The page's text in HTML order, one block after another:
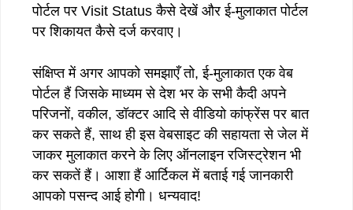
पोर्टल पर Visit Status कैसे देखें और ई-मुलाकात पोर्टल
पर शिकायत कैसे दर्ज करवाए।
संक्षिप्त में अगर आपको समझाएँ तो, ई-मुलाकात एक वेब
पोर्टल हैं जिसके माध्यम से देश भर के सभी कैदी अपने
परिजनों, वकील, डॉक्टर आदि से वीडियो कांफ्रेंस पर बात
कर सकते हैं, साथ ही इस वेबसाइट की सहायता से जेल में
जाकर मुलाकात करने के लिए ऑनलाइन रजिस्ट्रेशन भी
कर सकतें हैं। आशा हैं आर्टिकल में बताई गई जानकारी
आपको पसन्द आई होगी। धन्यवाद!